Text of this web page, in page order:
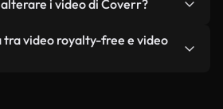
artificiale, include
filmati puliti e pronti
i video di Coverr?
ritagliare o remixare i
solo che il prodotto
tra video royalty-free e video